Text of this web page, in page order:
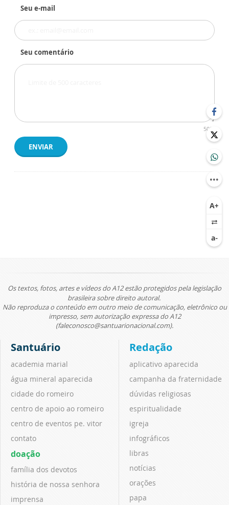
Seu e-mail
Seu comentário
500
ENVIAR
Os textos, fotos, artes e vídeos do A12 estão protegidos pela legislação
brasileira sobre direito autoral.
Não reproduza o conteúdo em outro meio de comunicação, eletrônico ou
impresso, sem autorização expressa do A12
(faleconosco@santuarionacional.com).
Santuário
academia marial
água mineral aparecida
cidade do romeiro
centro de apoio ao romeiro
centro de eventos pe. vitor
contato
doação
família dos devotos
história de nossa senhora
imprensa
Redação
aplicativo aparecida
campanha da fraternidade
dúvidas religiosas
espiritualidade
igreja
infográficos
libras
notícias
orações
papa